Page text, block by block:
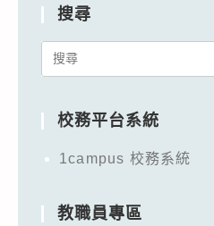
搜尋
Search
校務平台系統
1campus 校務系統
教職員專區